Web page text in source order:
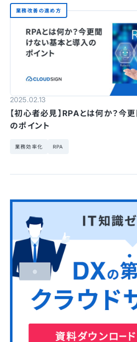
業務改善の進め方
2025.02.13
【初心者必見】RPAとは何か？今
のポイント
業務効率化 RPA